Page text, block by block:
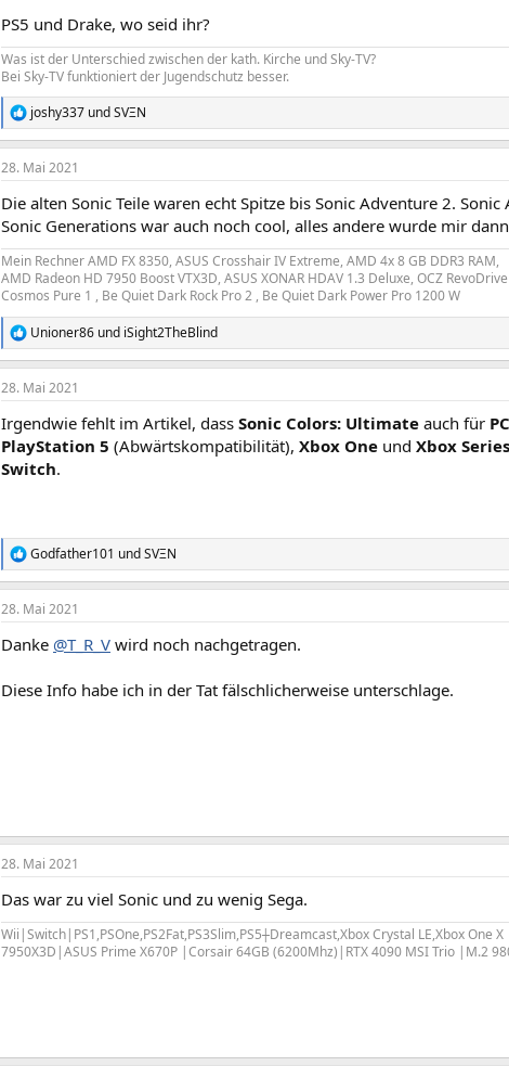
PS5 und Drake, wo seid ihr?
Was ist der Unterschied zwischen der kath. Kirche und Sky-TV?
Bei Sky-TV funktioniert der Jugendschutz besser.
R
e
a
k
i
o
e
n
:
joshy337 undSVΞN
28. Mai 2021
Die alten Sonic Teile waren echt Spitze bis Sonic Adventure 2.
Sonic Generations war auch noch cool, alles andere wurde mir
Mein Rechner AMD FX 8350, ASUS Crosshair IV Extreme, AMD 4x 8 GB DDR3 RAM,
AMD Radeon HD 7950 Boost VTX3D, ASUS XONAR HDAV 1.3 Deluxe, OCZ
Cosmos Pure 1 , Be Quiet Dark Rock Pro 2 , Be Quiet Dark Power Pro 1200 W
R
e
a
k
i
o
n
e
Unioner86 und iSight2TheBlind
28. Mai 2021
Irgendwie fehlt im Artikel, dass Sonic Colors: Ultimate auch für PC
PlayStation 5 (Abwärtskompatibilität), Xbox One und Xbox
Switch.
R
e
a
k
i
n
e
Godfather101 undSVΞN
28. Mai 2021
Danke @T_R_V wird noch nachgetragen.
Diese Info habe ich in der Tat fälschlicherweise unterschlage.
28. Mai 2021
Das war zu viel Sonic und zu wenig Sega.
Wii|Switch|PS1,PSOne,PS2Fat,PS3Slim,PS5|Dreamcast,Xbox Crystal LE,Xbox One X
7950X3D|ASUS Prime X670P |Corsair 64GB (6200Mhz)|RTX 4090 MSI Trio |M.2